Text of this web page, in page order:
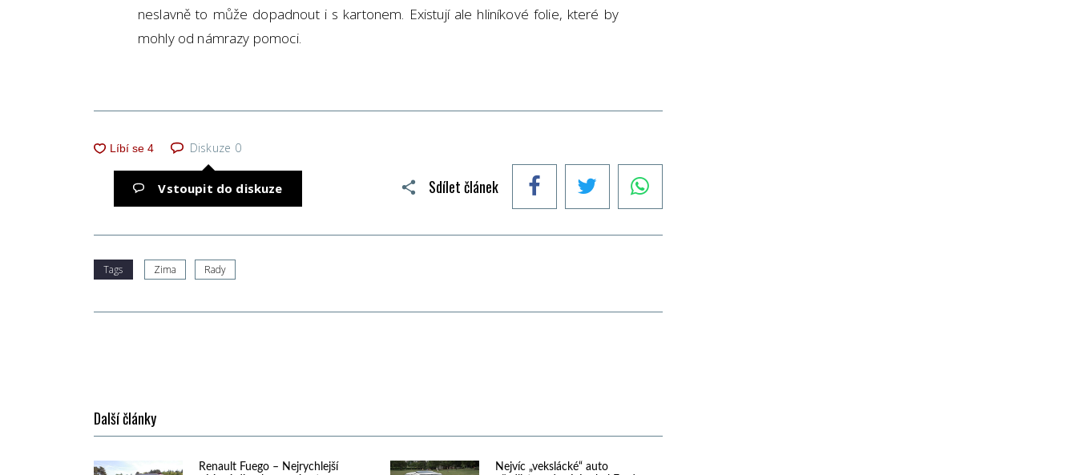
neslavně to může dopadnout i s kartonem. Existují ale hliníkové folie, které by
mohly od námrazy pomoci.
Sdílet článek
Diskuze 0
Vstoupit do diskuze
Tags Zima Rady
Další články
Renault Fuego – Nejrychlejší
Nejvíc „vekslácké“ auto